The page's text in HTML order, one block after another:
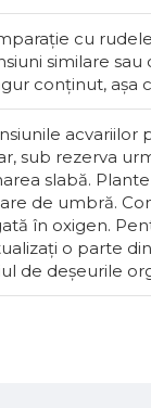
cu
similare
conținut, așa
acvariilor
sub rezerva
slabă.
de umbră.
în oxigen.
o parte
de deșeurile